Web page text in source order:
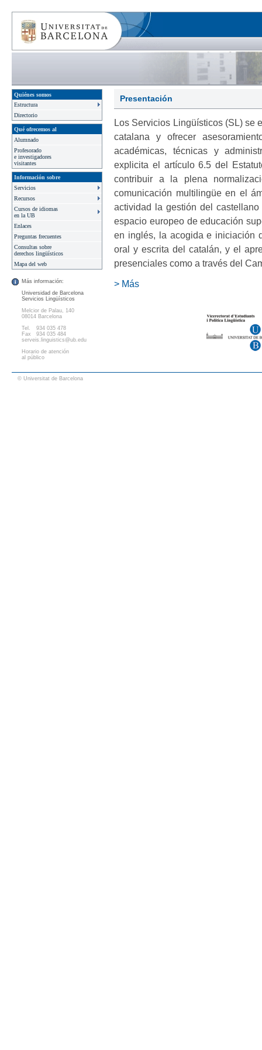
Quiénes somos
Estructura
Directorio
Qué ofrecemos al
Alumnado
Profesorado
e investigadores
visitantes
Información sobre
Servicios
Recursos
Cursos de idiomas
en la UB
Enlaces
Preguntas frecuentes
Consultas sobre
derechos lingüísticos
Mapa del web
Más información:
Universidad de Barcelona
Servicios Lingüísticos
Melcior de Palau, 140
08014 Barcelona
Tel.
934 035 478
Fax
934 035 484
serveis.linguistics@ub.edu
Horario de atención
al público
Presentación
Los Servicios Lingüísticos (SL) se
catalana y ofrecer
académicas, técnicas y
explicita el artículo 6.5 del
contribuir a la plena
comunicación multilingüe en el
actividad la gestión del
espacio europeo de educación
en inglés, la acogida e iniciación
oral y escrita del catalán, y el
presenciales como a través del
> Más
© Universitat de Barcelona